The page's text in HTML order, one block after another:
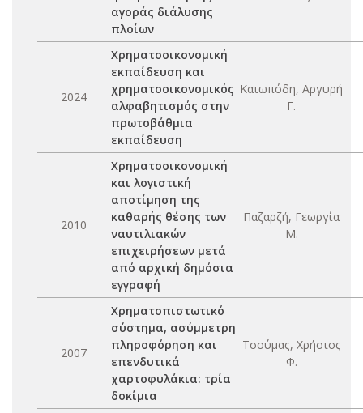
αγοράς διάλυσης
πλοίων
2024
Χρηματοοικονομική
εκπαίδευση και
χρηματοοικονομικός
αλφαβητισμός στην
πρωτοβάθμια
εκπαίδευση
Κατωπόδη, Αργυρή
Γ.
2010
Χρηματοοικονομική
και λογιστική
αποτίμηση της
καθαρής θέσης των
ναυτιλιακών
επιχειρήσεων μετά
από αρχική δημόσια
εγγραφή
Παζαρζή, Γεωργία
Μ.
2007
Χρηματοπιστωτικό
σύστημα, ασύμμετρη
πληροφόρηση και
επενδυτικά
χαρτοφυλάκια: τρία
δοκίμια
Τσούμας, Χρήστος
Φ.